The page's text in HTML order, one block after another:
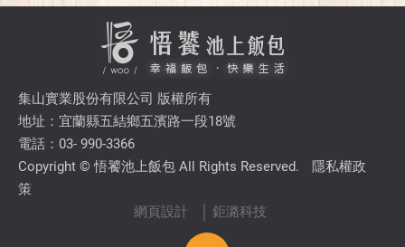
集山實業股份有限公司 版權所有
地址：宜蘭縣五結鄉五濱路一段18號
電話：03- 990-3366
Copyright © 悟饕池上飯包 All Rights Reserved.
隱私權政
策
網頁設計
│ 鉅潞科技